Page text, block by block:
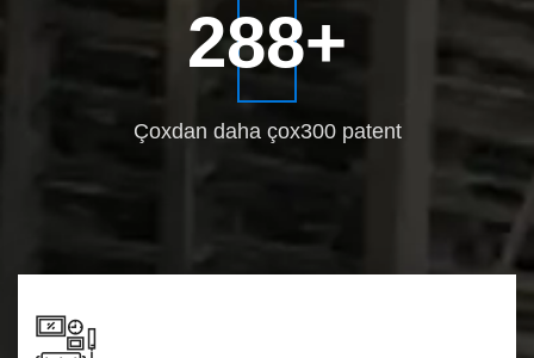
300+
Çoxdan daha çox300 patent